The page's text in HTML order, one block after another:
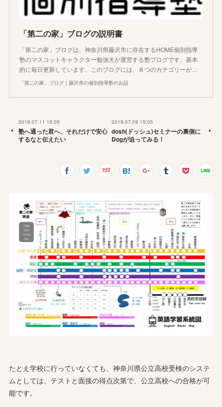
「第二の家」ブログの説明書
「第二の家」ブログは、神奈川県藤沢市に存在するHOME個別指導
塾のマスコットキャラクター勉強犬が運営する塾ブログです。基本
的に毎日更新しています。このブログには、８つのカテゴリーが…
「第二の家」ブログ｜藤沢市の個別指導塾のお話
2019.07.11 15:05
塾へ通った君へ、それだけで安心
するなと伝えたい
2019.07.09 15:05
dosh(ドッシュ)セミナーの裏側に
Dogが迫ってみる！
たとえ学校に行っていなくても、神奈川県公立高校受検のシステ
ムとしては、テストと面接の得点次第で、公立高校への合格が可
能です。